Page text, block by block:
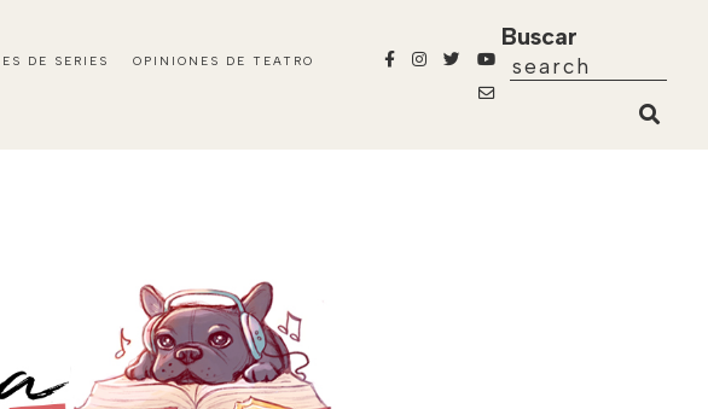
DE SERIES
OPINIONES DE TEATRO
Buscar